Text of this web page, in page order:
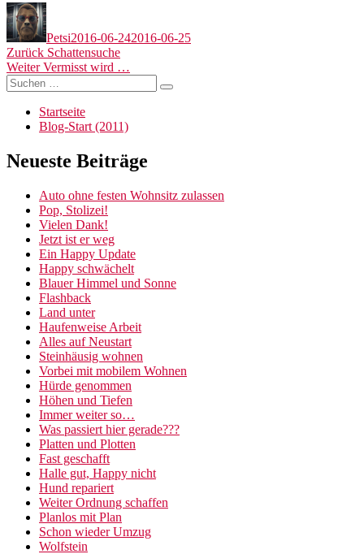
Autor
Petsi2016-06-242016-06-25
Beitragsnavigation
Zurück Vorheriger
Beitrag:
Schattensuche
Weiter Nächster
Beitrag:
Vermisst wird …
Suchen
nach:
Suchen
Startseite
Blog-Start (2011)
Neueste Beiträge
Auto ohne festen Wohnsitz zulassen
Pop, Stolizei!
Vielen Dank!
Jetzt ist er weg
Ein Happy Update
Happy schwächelt
Blauer Himmel und Sonne
Flashback
Land unter
Haufenweise Arbeit
Alles auf Neustart
Steinhäusig wohnen
Vorbei mit mobilem Wohnen
Hürde genommen
Höhen und Tiefen
Immer weiter so…
Was passiert hier gerade???
Platten und Plotten
Fast geschafft
Halle gut, Happy nicht
Hund repariert
Weiter Ordnung schaffen
Planlos mit Plan
Schon wieder Umzug
Wolfstein